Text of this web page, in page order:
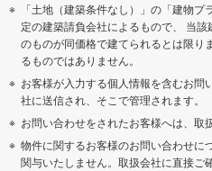
「土地（建築条件なし）」の「建物
定の建築請負会社によるもので、 当
のものが同価格で建てられるとは限り
るものではありません。
お客様が入力する個人情報を含むお問
社に送信され、そこで管理されます。
お問い合わせをされたお客様へは、取
物件に関するお客様のお問い合わせに
関与いたしません。取扱会社に直接ご